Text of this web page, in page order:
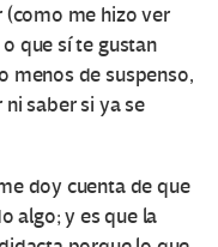
me hizo ver
que sí te gustan
menos de suspenso,
saber si ya se
doy cuenta de que
algo; y es que la